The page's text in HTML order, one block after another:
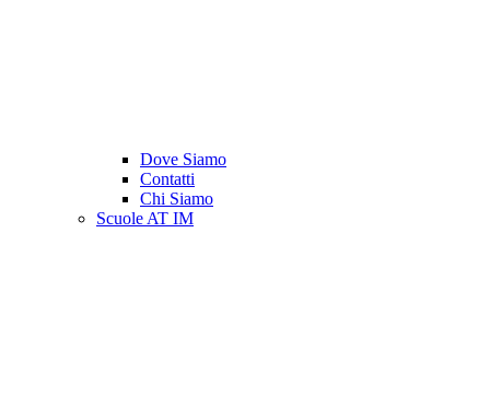
Dove Siamo
Contatti
Chi Siamo
Scuole AT IM